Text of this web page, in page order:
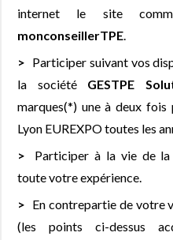
internet le site
monconseillerTPE.
Participer suivant vos
la société GESTPE
marques(*) une à deux
Lyon EUREXPO toutes les
Participer à la vie de
toute votre expérience.
En contrepartie de votre
(les points ci-dessus